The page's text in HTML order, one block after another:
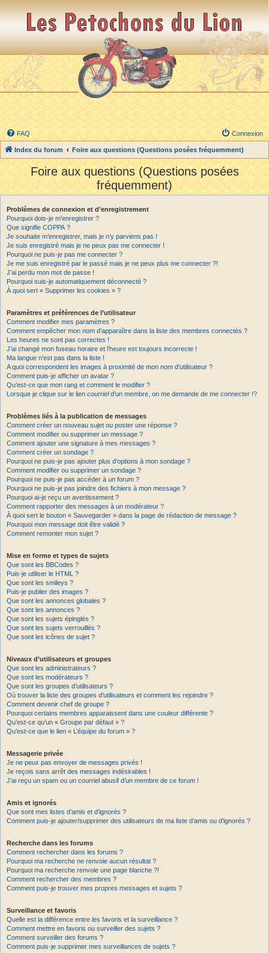
FAQ Connexion
Index du forum Foire aux questions (Questions posées fréquemment)
Foire aux questions (Questions posées
fréquemment)
Problèmes de connexion et d’enregistrement
Pourquoi dois-je m’enregistrer ?
Que signifie COPPA ?
Je souhaite m’enregistrer, mais je n’y parviens pas !
Je suis enregistré mais je ne peux pas me connecter !
Pourquoi ne puis-je pas me connecter ?
Je me suis enregistré par le passé mais je ne peux plus me connecter ?!
J’ai perdu mon mot de passe !
Pourquoi suis-je automatiquement déconnecté ?
À quoi sert « Supprimer les cookies » ?
Paramètres et préférences de l’utilisateur
Comment modifier mes paramètres ?
Comment empêcher mon nom d’apparaître dans la liste des membres connectés ?
Les heures ne sont pas correctes !
J’ai changé mon fuseau horaire et l’heure est toujours incorrecte !
Ma langue n’est pas dans la liste !
A quoi correspondent les images à proximité de mon nom d’utilisateur ?
Comment puis-je afficher un avatar ?
Qu’est-ce que mon rang et comment le modifier ?
Lorsque je clique sur le lien courrield’un membre, on me demande de me connecter !?
Problèmes liés à la publication de messages
Comment créer un nouveau sujet ou poster une réponse ?
Comment modifier ou supprimer un message ?
Comment ajouter une signature à mes messages ?
Comment créer un sondage ?
Pourquoi ne puis-je pas ajouter plus d’options à mon sondage ?
Comment modifier ou supprimer un sondage ?
Pourquoi ne puis-je pas accéder à un forum ?
Pourquoi ne puis-je pas joindre des fichiers à mon message ?
Pourquoi ai-je reçu un avertissement ?
Comment rapporter des messages à un modérateur ?
À quoi sert le bouton « Sauvegarder » dans la page de rédaction de message ?
Pourquoi mon message doit être validé ?
Comment remonter mon sujet ?
Mise en forme et types de sujets
Que sont les BBCodes ?
Puis-je utiliser le HTML ?
Que sont les smileys ?
Puis-je publier des images ?
Que sont les annonces globales ?
Que sont les annonces ?
Que sont les sujets épinglés ?
Que sont les sujets verrouillés ?
Que sont les icônes de sujet ?
Niveaux d’utilisateurs et groupes
Que sont les administrateurs ?
Que sont les modérateurs ?
Que sont les groupes d’utilisateurs ?
Où trouver la liste des groupes d’utilisateurs et comment les rejoindre ?
Comment devenir chef de groupe ?
Pourquoi certains membres apparaissent dans une couleur différente ?
Qu’est-ce qu’un « Groupe par défaut » ?
Qu’est-ce que le lien « L’équipe du forum » ?
Messagerie privée
Je ne peux pas envoyer de messages privés !
Je reçois sans arrêt des messages indésirables !
J’ai reçu un spam ou un courriel abusif d’un membre de ce forum !
Amis et ignorés
Que sont mes listes d’amis et d’ignorés ?
Comment puis-je ajouter/supprimer des utilisateurs de ma liste d’amis ou d’ignorés ?
Recherche dans les forums
Comment rechercher dans les forums ?
Pourquoi ma recherche ne renvoie aucun résultat ?
Pourquoi ma recherche renvoie une page blanche ?!
Comment rechercher des membres ?
Comment puis-je trouver mes propres messages et sujets ?
Surveillance et favoris
Quelle est la différence entre les favoris et la surveillance ?
Comment mettre en favoris ou surveiller des sujets ?
Comment surveiller des forums ?
Comment puis-je supprimer mes surveillances de sujets ?